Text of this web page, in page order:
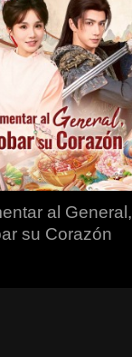
al General,
su Corazón